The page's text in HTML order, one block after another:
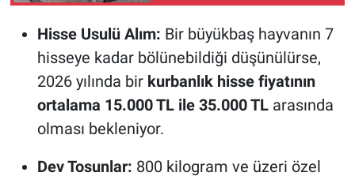
Hisse Usulü Alım: Bir büyükbaş hayvanın 7
hisseye kadar bölünebildiği düşünülürse,
2026 yılında bir kurbanlık hisse fiyatının
ortalama 15.000 TL ile 35.000 TLarasında
olması bekleniyor.
Dev Tosunlar: 800 kilogram ve üzeri özel